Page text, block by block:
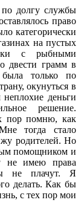
долгу службы
право
категорически
на пустых
с рыбными
двести грамм в
только по
окунуться в
деньги
решение.
пор помню, как
тогда стало
родителей. Но
помощником и
не имею права
не плачут. Я
делать. Как бы
с тех пор мои